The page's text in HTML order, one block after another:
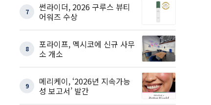
7
썬라이더, 2026 구루스 뷰티
어워즈 수상
8
포라이프, 멕시코에 신규 사무
소 개소
9
메리케이, ‘2026년 지속가능
성 보고서’ 발간